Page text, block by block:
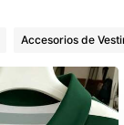
Accesorios de